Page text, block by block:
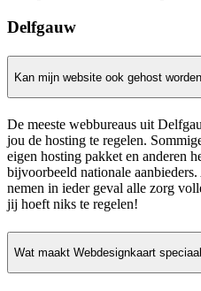
Delfgauw
Kan mijn website ook gehost
De meeste webbureaus uit
jou de hosting te regelen.
eigen hosting pakket en anderen
bijvoorbeeld nationale
nemen in ieder geval alle zorg
jij hoeft niks te regelen!
Wat maakt Webdesignkaart